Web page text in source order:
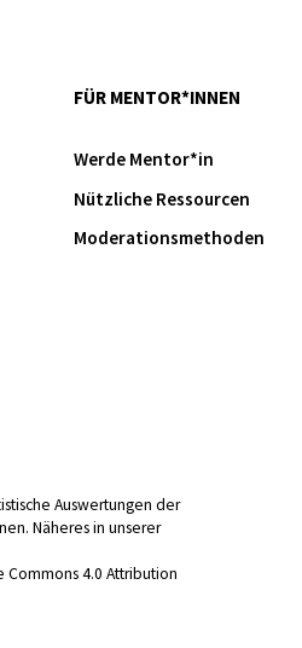
FÜR MENTOR*INNEN
Werde Mentor*in
Nützliche Ressourcen
Moderationsmethoden
Auswertungen der
Näheres in unserer
4.0 Attribution